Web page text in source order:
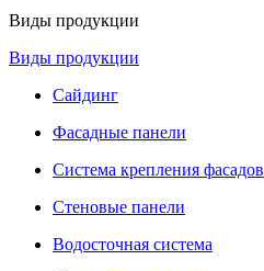
Виды продукции
Виды продукции
Сайдинг
Фасадные панели
Система крепления фасадов
Стеновые панели
Водосточная система